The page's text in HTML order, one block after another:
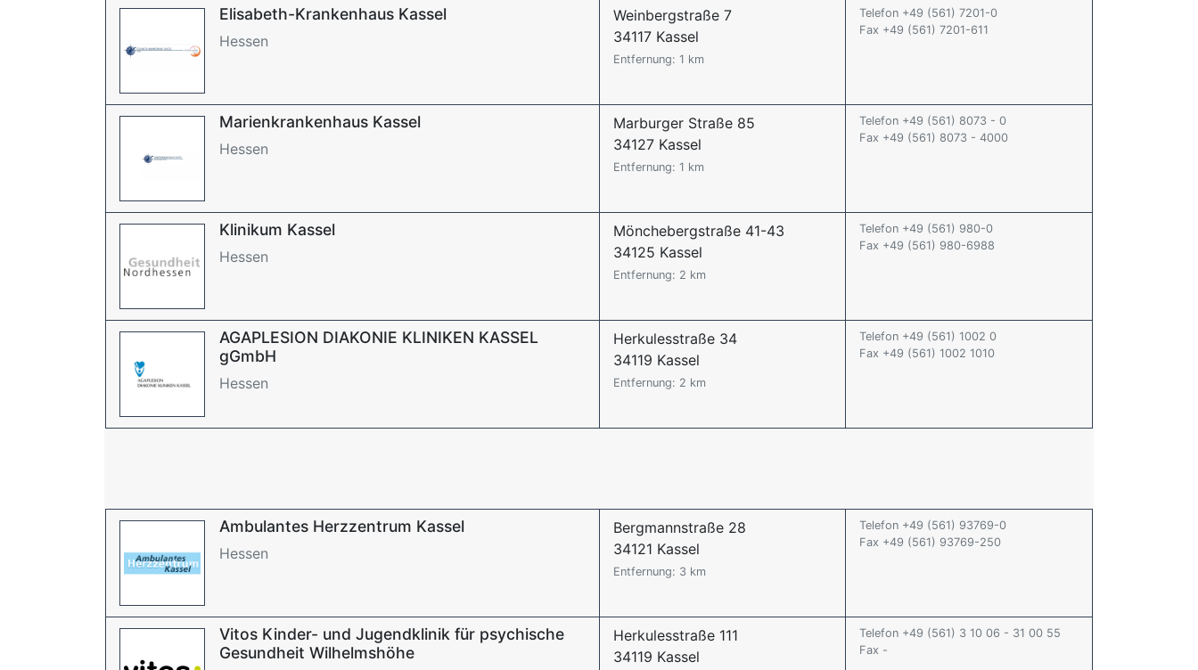
Elisabeth-Krankenhaus Kassel
Hessen
Weinbergstraße 7
34117 Kassel
Entfernung: 1 km
Telefon +49 (561) 7201-0
Fax +49 (561) 7201-611
Marienkrankenhaus Kassel
Hessen
Marburger Straße 85
34127 Kassel
Entfernung: 1 km
Telefon +49 (561) 8073 - 0
Fax +49 (561) 8073 - 4000
Klinikum Kassel
Hessen
Mönchebergstraße 41-43
34125 Kassel
Entfernung: 2 km
Telefon +49 (561) 980-0
Fax +49 (561) 980-6988
AGAPLESION DIAKONIE KLINIKEN KASSEL
gGmbH
Hessen
Herkulesstraße 34
34119 Kassel
Entfernung: 2 km
Telefon +49 (561) 1002 0
Fax +49 (561) 1002 1010
Ambulantes Herzzentrum Kassel
Hessen
Bergmannstraße 28
34121 Kassel
Entfernung: 3 km
Telefon +49 (561) 93769-0
Fax +49 (561) 93769-250
Vitos Kinder- und Jugendklinik für psychische
Gesundheit Wilhelmshöhe
Herkulesstraße 111
34119 Kassel
Telefon +49 (561) 3 10 06 - 31 00 55
Fax -